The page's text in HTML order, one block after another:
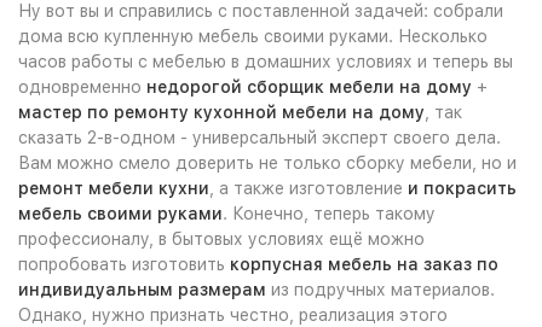
Ну вот вы и справились с поставленной задачей: собрали
дома всю купленную мебель своими руками. Несколько
часов работы с мебелью в домашних условиях и теперь вы
одновременно недорогой сборщик мебели на дому +
мастер по ремонту кухонной мебели на дому, так
сказать 2-в-одном - универсальный эксперт своего дела.
Вам можно смело доверить не только сборку мебели, но и
ремонт мебели кухни, а также изготовление и покрасить
мебель своими руками. Конечно, теперь такому
профессионалу, в бытовых условиях ещё можно
попробовать изготовить корпусная мебель на заказ по
индивидуальным размерам из подручных материалов.
Однако, нужно признать честно, реализация этого